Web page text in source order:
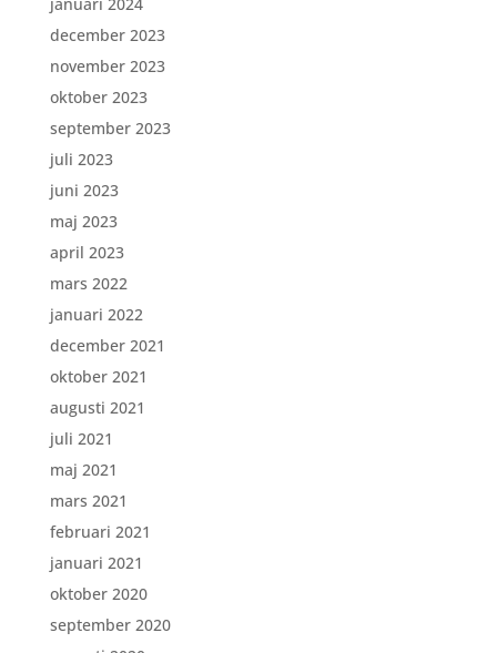
december 2023
november 2023
oktober 2023
september 2023
juli 2023
juni 2023
maj 2023
april 2023
mars 2022
januari 2022
december 2021
oktober 2021
augusti 2021
juli 2021
maj 2021
mars 2021
februari 2021
januari 2021
oktober 2020
september 2020